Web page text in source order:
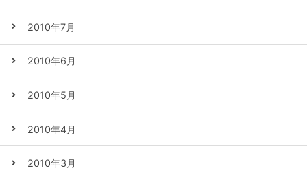
2010年7月
2010年6月
2010年5月
2010年4月
2010年3月